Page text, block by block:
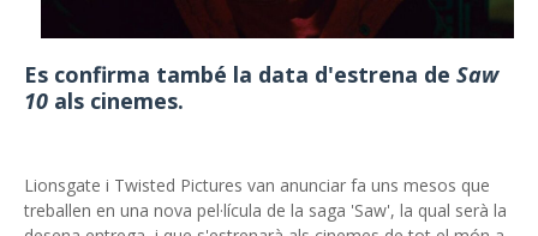
Es confirma també la data d'estrena de Saw
10 als cinemes.
Lionsgate i Twisted Pictures van anunciar fa uns mesos que
treballen en una nova pel·lícula de la saga 'Saw', la qual serà la